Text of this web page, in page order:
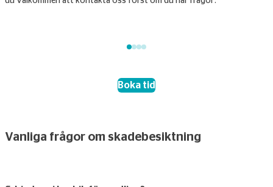
Boka tid
Vanliga frågor om skadebesiktning